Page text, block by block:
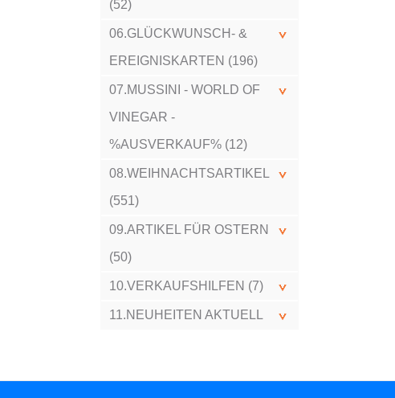
(52)
06.GLÜCKWUNSCH- &
EREIGNISKARTEN (196)
07.MUSSINI - WORLD OF
VINEGAR -
%AUSVERKAUF% (12)
08.WEIHNACHTSARTIKEL
(551)
09.ARTIKEL FÜR OSTERN
(50)
10.VERKAUFSHILFEN (7)
11.NEUHEITEN AKTUELL